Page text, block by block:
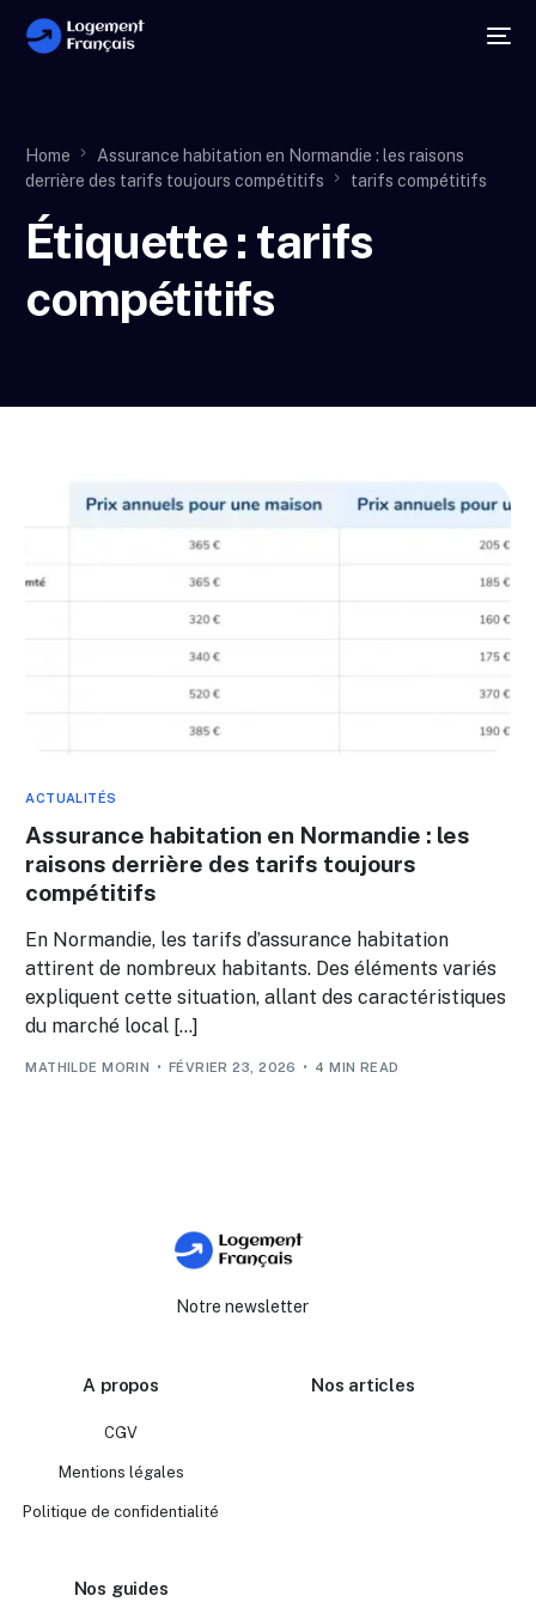
Home
Assurance habitation en Normandie : les raisons
derrière des tarifs toujours compétitifs
tarifs compétitifs
Étiquette : tarifs
compétitifs
ACTUALITÉS
Assurance habitation en Normandie : les
raisons derrière des tarifs toujours
compétitifs
En Normandie, les tarifs d’assurance habitation
attirent de nombreux habitants. Des éléments variés
expliquent cette situation, allant des caractéristiques
du marché local […]
MATHILDE MORIN FÉVRIER 23, 2026 4 MIN READ
Notre newsletter
A propos
CGV
Mentions légales
Politique de confidentialité
Nos articles
Nos guides